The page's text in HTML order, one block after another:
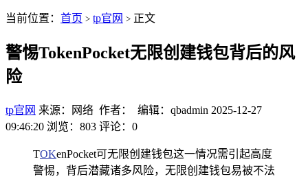
当前位置： 首页 > tp官网 > 正文
警惕TokenPocket无限创建钱包背后的风
险
tp官网 来源：网络 作者： 编辑：qbadmin 2025-12-27
09:46:20 浏览：803 评论：0
TOKenPocket可无限创建钱包这一情况需引起高度
警惕，背后潜藏诸多风险，无限创建钱包易被不法